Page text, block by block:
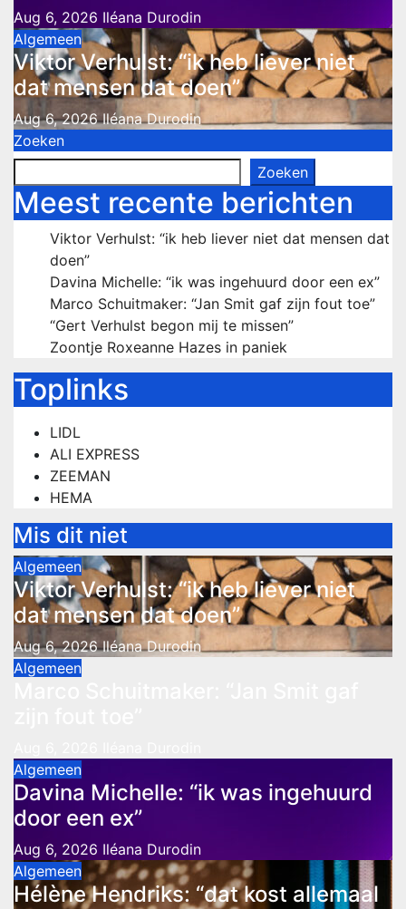
Aug 6, 2026 Iléana Durodin
Algemeen
Viktor Verhulst: “ik heb liever niet
dat mensen dat doen”
Aug 6, 2026 Iléana Durodin
Zoeken
Zoeken
Meest recente berichten
Viktor Verhulst: “ik heb liever niet dat mensen dat
doen”
Davina Michelle: “ik was ingehuurd door een ex”
Marco Schuitmaker: “Jan Smit gaf zijn fout toe”
“Gert Verhulst begon mij te missen”
Zoontje Roxeanne Hazes in paniek
Toplinks
LIDL
ALI EXPRESS
ZEEMAN
HEMA
Mis dit niet
Algemeen
Viktor Verhulst: “ik heb liever niet
dat mensen dat doen”
Aug 6, 2026 Iléana Durodin
Algemeen
Algemeen
Davina Michelle: “ik was ingehuurd
door een ex”
Aug 6, 2026 Iléana Durodin
Algemeen
Hélène Hendriks: “dat kost allemaal